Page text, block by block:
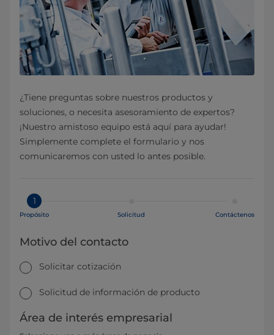
¿Tiene preguntas sobre nuestros productos y
soluciones, o necesita asesoramiento de expertos?
¡Nuestro amistoso equipo está aquí para ayudar!
Simplemente complete el formulario y nos
comunicaremos con usted lo antes posible.
1
Propósito Solicitud Contáctenos
Motivo del contacto
Solicitar cotización
Solicitud de información de producto
Área de interés empresarial